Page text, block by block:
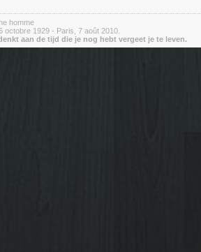
homme
octobre 1929 - Paris, 7 août 2010.
aan de tijd die je nog hebt vergeet je te leven.